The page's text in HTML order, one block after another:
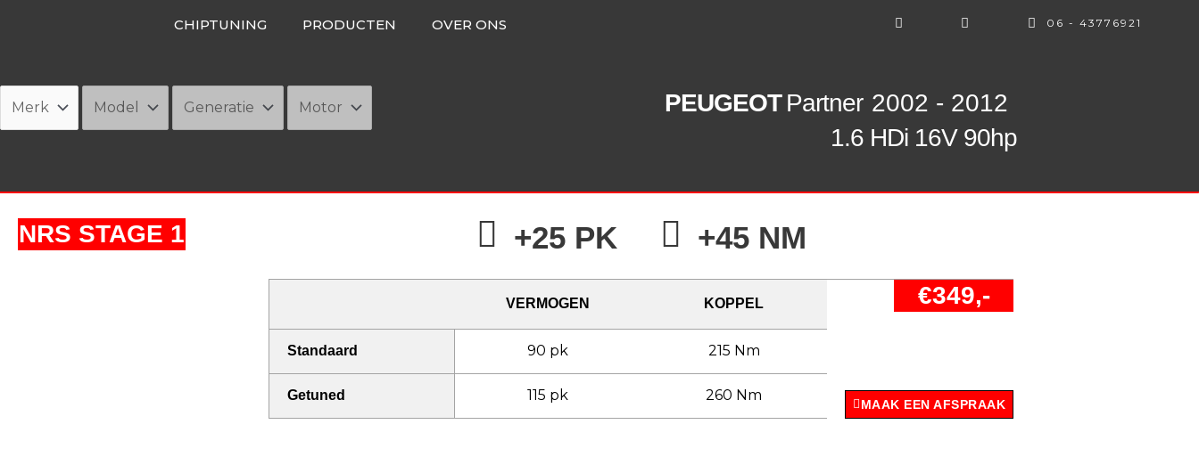
CHIPTUNING PRODUCTEN OVER ONS 06 - 43776921
PEUGEOT Partner 2002 - 2012
1.6 HDi 16V 90hp
NRS STAGE 1 +25 PK +45 NM
VERMOGEN KOPPEL €349,-
Standaard 90 pk 215 Nm
Getuned 115 pk 260 Nm
MAAK EEN AFSPRAAK